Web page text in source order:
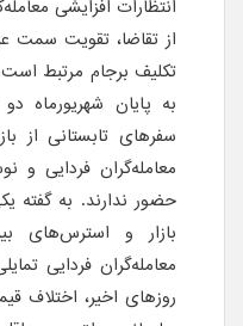
انتظارات افزایشی
از تقاضا، تقویت سمت
تکلیف برجام مرتبط
به پایان شهریورماه
سفرهای تابستانی از
معامله‌گران فردایی و
حضور ندارند. به گفته
بازار و
معامله‌گران فردایی
روزهای اخیر، اختلاف